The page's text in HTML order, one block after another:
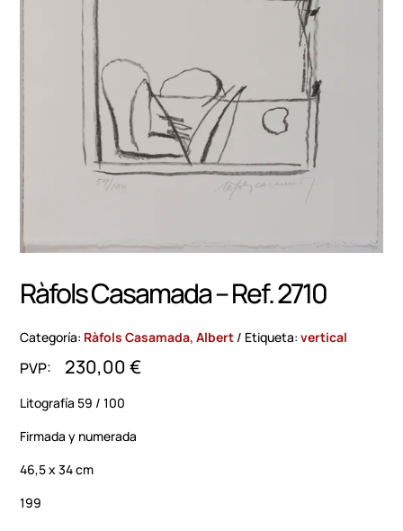
Ràfols Casamada – Ref. 2710
Categoría: Ràfols Casamada, Albert Etiqueta:vertical
230,00€
Litografía 59 / 100
Firmada y numerada
46,5 x 34 cm
199